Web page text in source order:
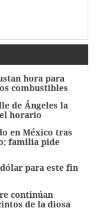
hora para
combustibles
de Ángeles la
horario
en México tras
familia pide
para este fin
continúan
de la diosa